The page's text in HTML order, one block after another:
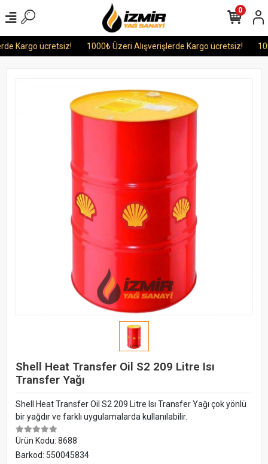
Kargo ücretsiz! 1000₺ Üzeri Alışverişlerde Kargo ücretsiz!
0
Shell Heat Transfer Oil S2 209 Litre Isı
Transfer Yağı
Shell Heat Transfer Oil S2 209 Litre Isı Transfer Yağı çok yönlü
bir yağdır ve farklı uygulamalarda kullanılabilir.
Ürün Kodu: 8688
Barkod: 550045834